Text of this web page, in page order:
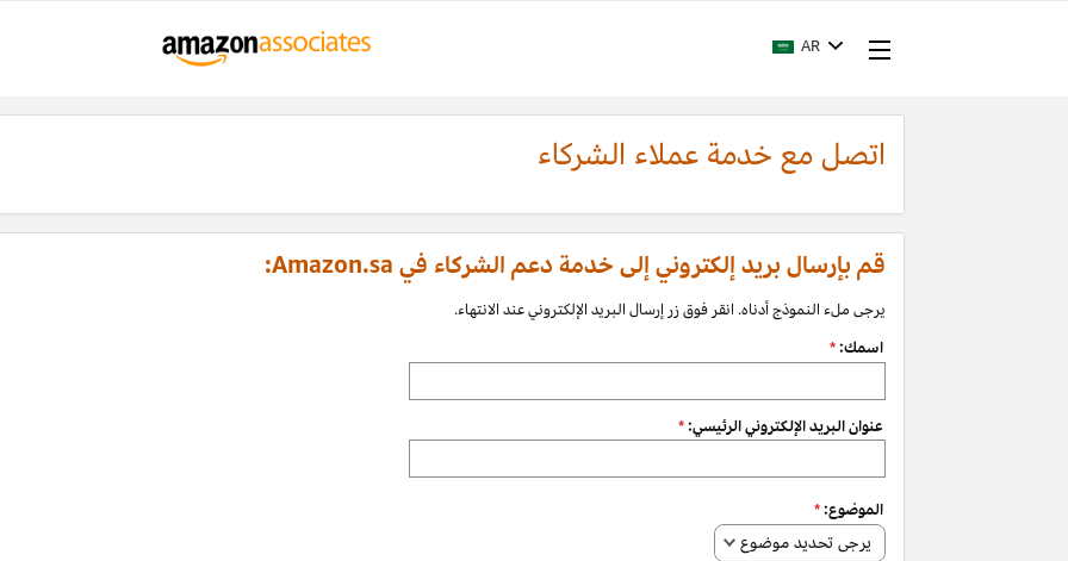
AR
اتصل مع خدمة عملاء الشركاء
قم بإرسال بريد إلكتروني إلى خدمة دعم الشركاء في Amazon.sa:
يرجى ملء النموذج أدناه. انقر فوق زر إرسال البريد الإلكتروني عند الانتهاء.
اسمك:*
عنوان البريد الإلكتروني الرئيسي:*
الموضوع:*
يرجى تحديد موضوع